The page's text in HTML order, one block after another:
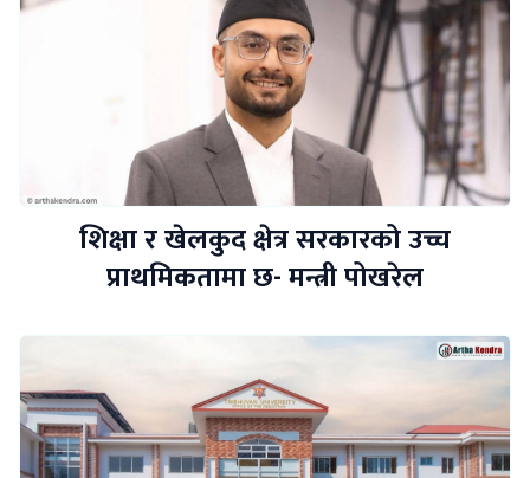
शिक्षा र खेलकुद क्षेत्र सरकारको उच्च
प्राथमिकतामा छ- मन्त्री पोखरेल